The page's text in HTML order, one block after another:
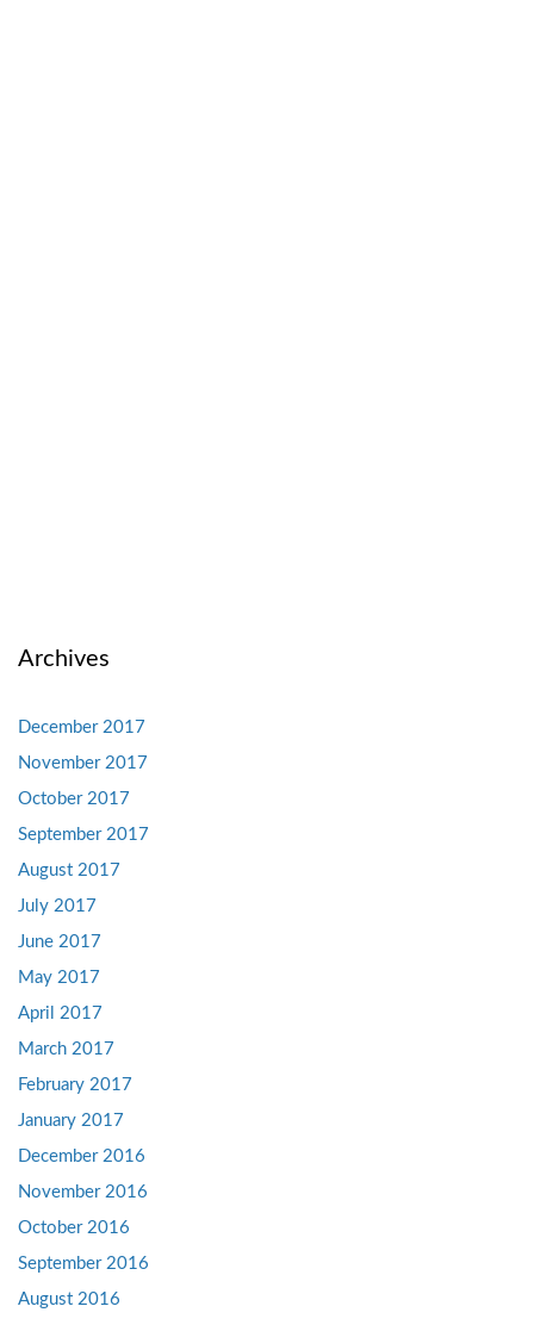
Archives
December 2017
November 2017
October 2017
September 2017
August 2017
July 2017
June 2017
May 2017
April 2017
March 2017
February 2017
January 2017
December 2016
November 2016
October 2016
September 2016
August 2016